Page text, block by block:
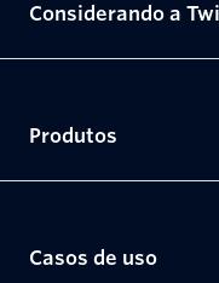
Considerando a
Produtos
Casos de uso